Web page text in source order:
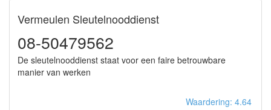
Vermeulen Sleutelnooddienst
08-50479562
De sleutelnooddienst staat voor een faire betrouwbare
manier van werken
Waardering: 4.64